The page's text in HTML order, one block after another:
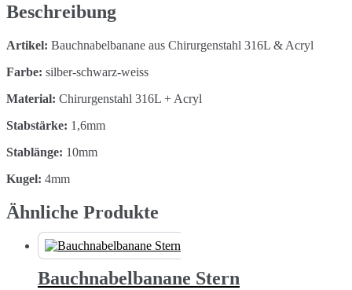
Beschreibung
Artikel: Bauchnabelbanane aus Chirurgenstahl 316L & Acryl
Farbe: silber-schwarz-weiss
Material: Chirurgenstahl 316L + Acryl
Stabstärke: 1,6mm
Stablänge: 10mm
Kugel: 4mm
Ähnliche Produkte
Bauchnabelbanane Stern